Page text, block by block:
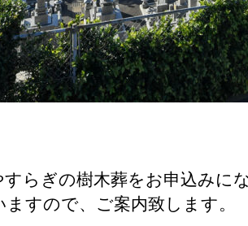
すらぎの樹木葬をお申込みに
ますので、ご案内致します。